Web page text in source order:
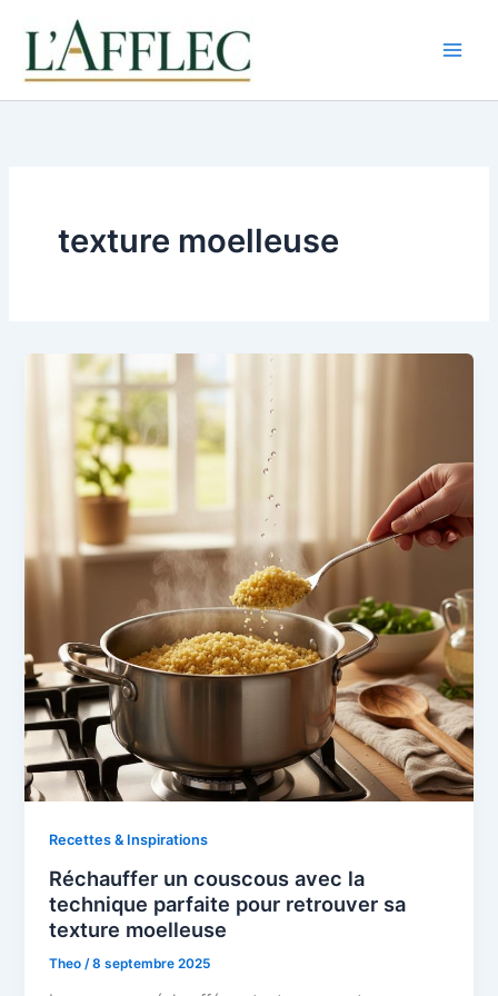
contenu
texture moelleuse
Recettes & Inspirations
Réchauffer un couscous avec la
technique parfaite pour retrouver sa
texture moelleuse
Theo /8 septembre 2025